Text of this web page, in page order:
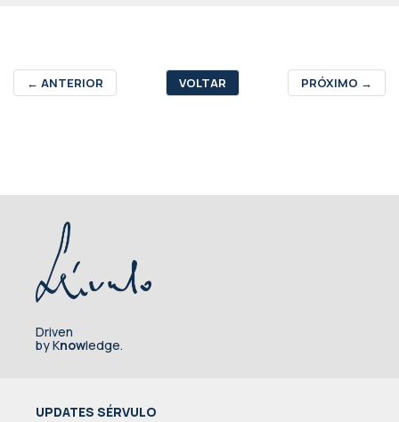
← ANTERIOR VOLTAR PRÓXIMO →
Driven
by Knowledge.
UPDATES SÉRVULO